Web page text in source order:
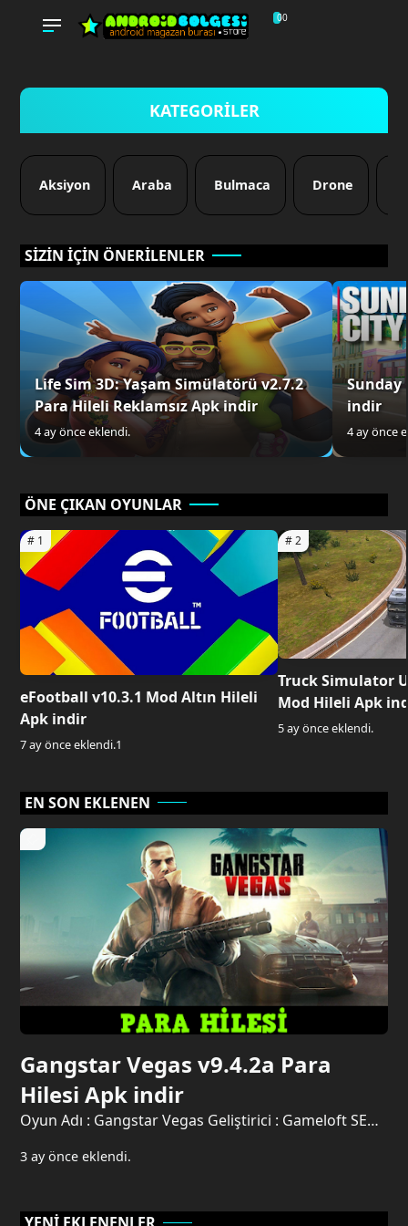
60
0
KATEGORİLER
Aksiyon Araba Bulmaca Drone
SİZİN İÇİN ÖNERİLENLER
Life Sim 3D: Yaşam Simülatörü v2.7.2
Para Hileli Reklamsız Apk indir
4 ay önce eklendi.
Sunday
indir
4 ay önce
ÖNE ÇIKAN OYUNLAR
eFootball v10.3.1 Mod Altın Hileli
Apk indir
7 ay önce eklendi.1
Truck Simulator
Mod Hileli Apk
5 ay önce eklendi.
EN SON EKLENEN
Gangstar Vegas v9.4.2a Para
Hilesi Apk indir
Oyun Adı : Gangstar Vegas Geliştirici : Gameloft SE
Aksiyon, Macera MOD Açıklaması : Sınırsız Para
3 ay önce eklendi.